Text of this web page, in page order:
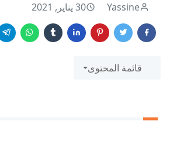
Yassine 30 يناير, 2021
قائمة المحتوى